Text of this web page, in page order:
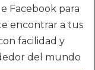
Facebook para
encontrar a tus
facilidad y
del mundo